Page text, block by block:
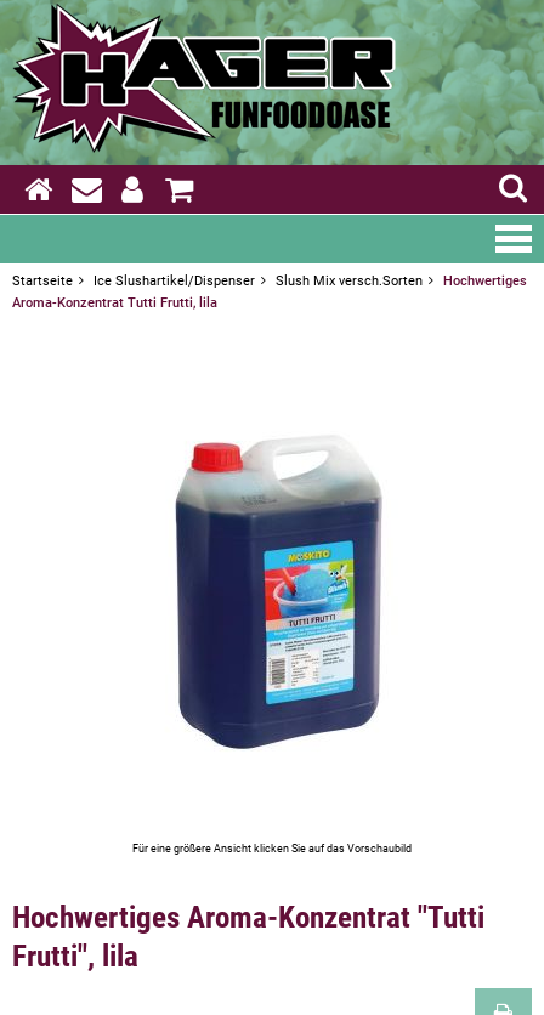
Startseite Ice Slushartikel/Dispenser Slush Mix versch.Sorten
Hochwertiges
Aroma-Konzentrat Tutti Frutti, lila
Für eine größere Ansicht klicken Sie auf das Vorschaubild
Hochwertiges Aroma-Konzentrat "Tutti
Frutti", lila